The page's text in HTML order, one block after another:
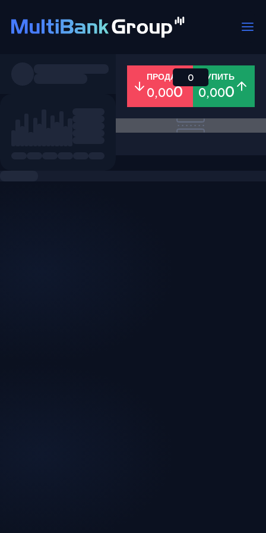
Форекс Металлы
ПРОДАТЬ
0,000
КУПИТЬ
0,000
0